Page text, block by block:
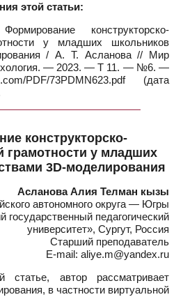
этой статьи:
конструкторско-
у младших школьников
/ А. Т. Асланова // Мир
— 2023. — Т 11. — №6. —
PDF/73PDMN623.pdf (дата
конструкторско-
грамотности у младших
3D-моделирования
Асланова Алия Телман кызы
автономного округа — Югры
государственный педагогический
университет», Сургут, Россия
Старший преподаватель
E-mail: aliye.m@yandex.ru
статье, автор рассматривает
в частности виртуальной